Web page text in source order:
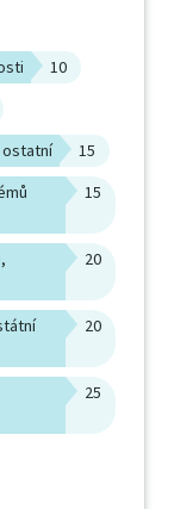
10
ostatní
15
15
20
20
25